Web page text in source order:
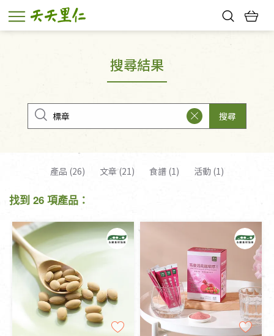
幸福節中獎名單
搜尋結果
搜尋
產品 (26) 文章 (21) 食譜 (1) 活動 (1)
找到 26 項產品：